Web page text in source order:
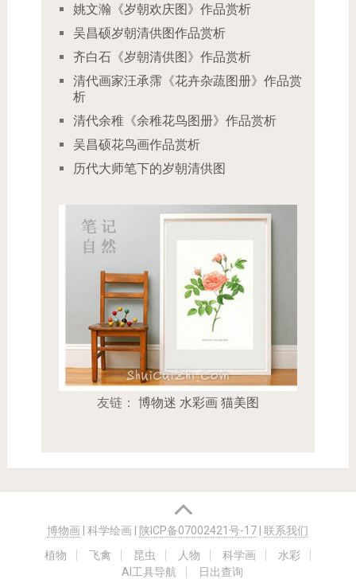
姚文瀚《岁朝欢庆图》作品赏析
吴昌硕岁朝清供图作品赏析
齐白石《岁朝清供图》作品赏析
清代画家汪承霈《花卉杂蔬图册》作品赏
析
清代余稚《余稚花鸟图册》作品赏析
吴昌硕花鸟画作品赏析
历代大师笔下的岁朝清供图
友链： 博物迷 水彩画 猫美图
博物画 | 科学绘画 陕ICP备07002421号-17 |联系我们
植物
飞禽 昆虫 人物 科学画
水彩
AI工具导航
日出查询